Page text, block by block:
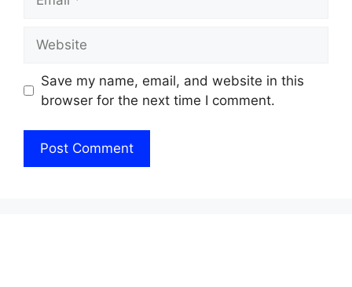
Save my name, email, and website in this
browser for the next time I comment.